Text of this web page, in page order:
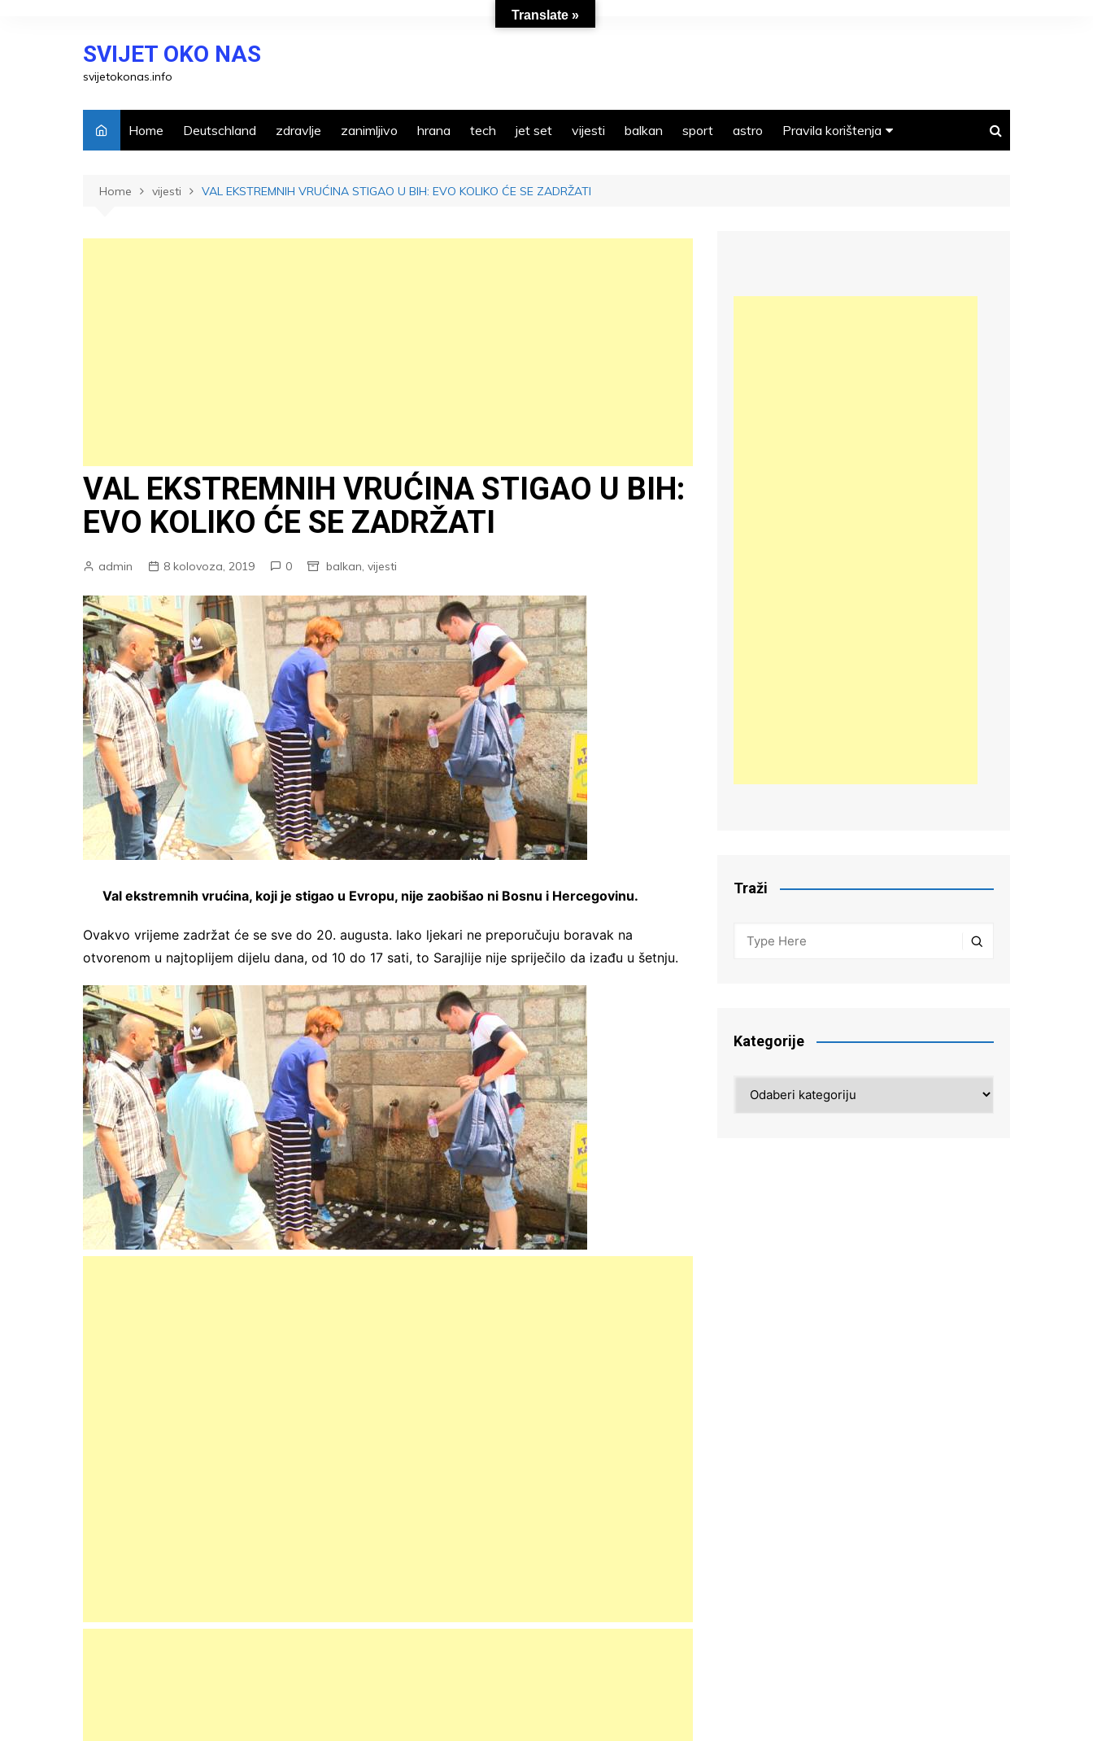
SVIJET OKO NAS
svijetokonas.info
Home Deutschland zdravlje zanimljivo hrana tech jet set vijesti balkan sport astro Pravila korištenja
Home vijesti VAL EKSTREMNIH VRUĆINA STIGAO U BIH: EVO KOLIKO ĆE SE ZADRŽATI
VAL EKSTREMNIH VRUĆINA STIGAO U BIH:
EVO KOLIKO ĆE SE ZADRŽATI
admin 8 kolovoza, 2019 0 balkan, vijesti
Val ekstremnih vrućina, koji je stigao u Evropu, nije zaobišao ni Bosnu i Hercegovinu.
Ovakvo vrijeme zadržat će se sve do 20. augusta. Iako ljekari ne preporučuju boravak na
otvorenom u najtoplijem dijelu dana, od 10 do 17 sati, to Sarajlije nije spriječilo da izađu u šetnju.
Traži
Kategorije
Translate »